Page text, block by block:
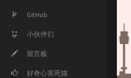
GitHub
小伙伴们
留言板
好奇心害死猫